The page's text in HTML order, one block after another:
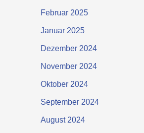
Februar 2025
Januar 2025
Dezember 2024
November 2024
Oktober 2024
September 2024
August 2024